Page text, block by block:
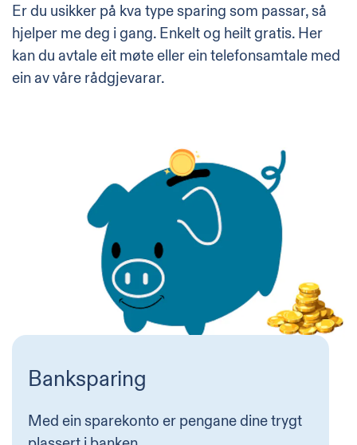
Er du usikker på kva type sparing som passar, så
hjelper me deg i gang. Enkelt og heilt gratis. Her
kan du avtale eit møte eller ein telefonsamtale med
ein av våre rådgjevarar.
Banksparing
Med ein sparekonto er pengane dine trygt